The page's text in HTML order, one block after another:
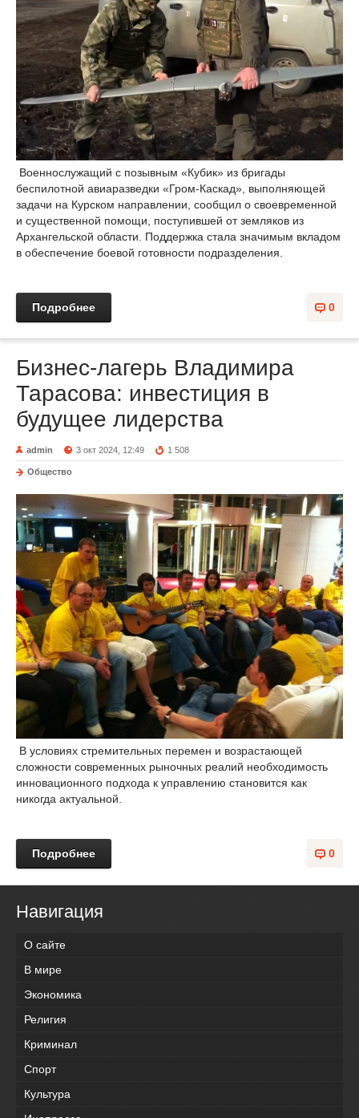
Военнослужащий с позывным «Кубик» из бригады
беспилотной авиаразведки «Гром-Каскад», выполняющей
задачи на Курском направлении, сообщил о своевременной
и существенной помощи, поступившей от земляков из
Архангельской области. Поддержка стала значимым вкладом
в обеспечение боевой готовности подразделения.
0
Подробнее
Бизнес-лагерь Владимира
Тарасова: инвестиция в
будущее лидерства
admin 3 окт 2024, 12:49 1 508
Общество
В условиях стремительных перемен и возрастающей
сложности современных рыночных реалий необходимость
инновационного подхода к управлению становится как
никогда актуальной.
0
Подробнее
Навигация
О сайте
В мире
Экономика
Религия
Криминал
Спорт
Культура